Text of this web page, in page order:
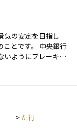
家から1兆円の資金
AUMが大きいファ
報酬などの運用コ
また、一定規模以上
が低く、長期にわ
られている可能性
運用成績の悪化や
気の安定を目指し
。 中央銀行
いようにブレーキを
- 政策金利
す。 - 預金準備率
> た行